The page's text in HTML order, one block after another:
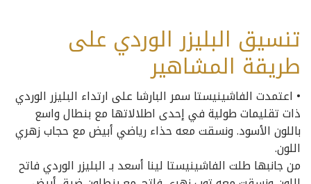
تنسيق البليزر الوردي على
طريقة المشاهير
• اعتمدت الفاشينيستا سمر البارشا على ارتداء البليزر الوردي
ذات تقليمات طولية في إحدى اطلالاتها مع بنطال واسع
باللون الأسود. ونسقت معه حذاء رياضي أبيض مع حجاب زهري
اللون.
من جانبها طلت الفاشينيستا لينا أسعد بـ البليزر الوردي فاتح